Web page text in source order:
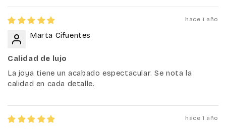
hace 1 año
Marta Cifuentes
Calidad de lujo
La joya tiene un acabado espectacular. Se nota la
calidad en cada detalle.
hace 1 año